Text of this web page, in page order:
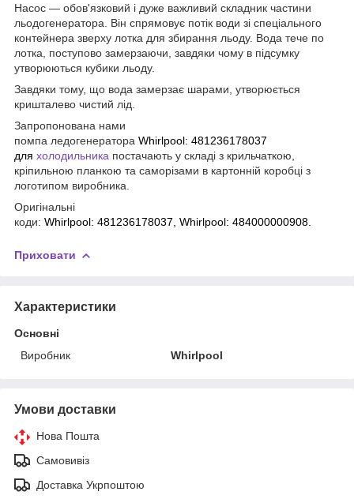
Насос — обов'язковий і дуже важливий складник частини
льодогенератора. Він спрямовує потік води зі спеціального
контейнера зверху лотка для збирання льоду. Вода тече по
лотка, поступово замерзаючи, завдяки чому в підсумку
утворюються кубики льоду.
Завдяки тому, що вода замерзає шарами, утворюється
кришталево чистий лід.
Запропонована нами
помпа ледогенератора Whirlpool: 481236178037
для холодильника постачають у складі з крильчаткою,
кріпильною планкою та саморізами в картонній коробці з
логотипом виробника.
Оригінальні
коди: Whirlpool: 481236178037, Whirlpool: 484000000908.
Приховати
Характеристики
Основні
Виробник
Whirlpool
Умови доставки
Нова Пошта
Самовивіз
Доставка Укрпоштою